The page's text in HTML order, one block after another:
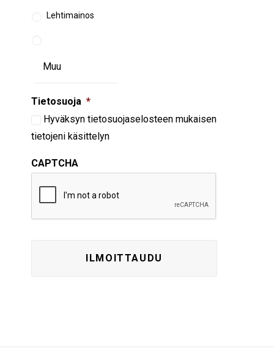
Lehtimainos
Tietosuoja *
Hyväksyn tietosuojaselosteen mukaisen
tietojeni käsittelyn
CAPTCHA